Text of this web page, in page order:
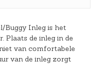
Buggy Inleg is het
Plaats de inleg in de
van comfortabele
van de inleg zorgt